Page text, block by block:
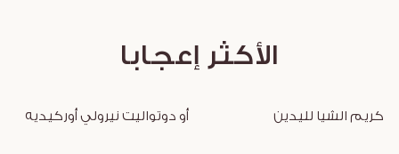
الأكثر إعجابا
كريم الشيا لليدين أو دوتواليت نيرولي أوركيديه